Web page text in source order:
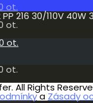
ot.
PP 216 30/110V 40W
ot.
ot.
ot.
All Rights
a Zásady